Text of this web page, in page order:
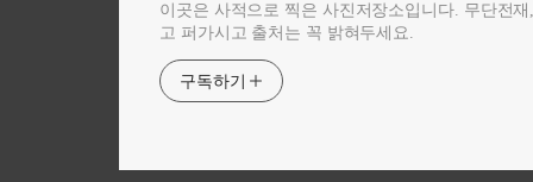
이곳은 사적으로 찍은 사진저장소입니다. 무단전
고 퍼가시고 출처는 꼭 밝혀두세요.
구독하기